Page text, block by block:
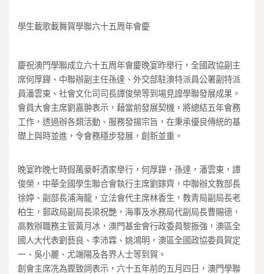
學生載歌載舞賀學聯六十五周年會慶
慶祝澳門學聯成立六十五周年會慶晚宴昨舉行，全國政協副主
席何厚鏵、中聯辦副主任孫達、外交部駐澳特派員公署副特派
員潘雲東、社會文化司司長譚俊榮等到場見證學聯發展成果。
會員大會主席劉嘉翀表示，藉當前發展契機，將總結五年會務
工作，透過辦各類活動、服務發揚宗旨，在秉承優良傳統的基
礎上與時並進，令會務穩步發展，創新並重。
晚宴昨晚七時假萬豪軒酒家舉行，何厚鏵，孫達，潘雲東，譚
俊榮，中華全國學生聯合會執行主席劉鎵齊，中聯辦文教部長
徐婷、副部長浦海龍，立法會代主席林香生，教青局副局長老
柏生，郵政局副局長梁祝艷，海事及水務局代副局長曹賜德，
高教辦職務主管黃月冰，澳門基金會行政委員黎振強，澳區全
國人大代表劉藝良、李沛霖、姚鴻明，澳區全國政協委員賀定
一、吳小麗、尤端陽及各界人士等到賀。
創會主席冼為鏗致詞表示，六十五年前的五月四日，澳門學聯